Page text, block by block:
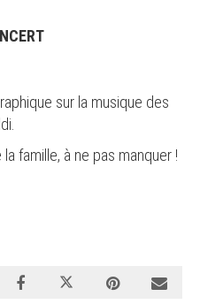
sur la musique des
famille, à ne pas manquer !